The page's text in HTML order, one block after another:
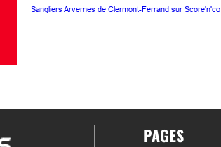
Sangliers Arvernes de Clermont-Ferrand sur Score'n'co
PAGES